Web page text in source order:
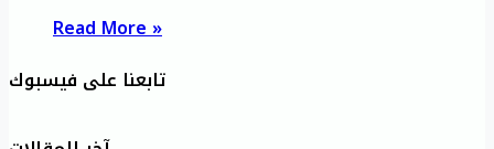
Read More »
تابعنا على فيسبوك